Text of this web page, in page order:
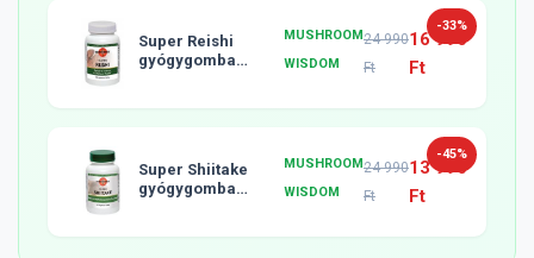
-33%
Super Reishi
gyógygomba
MUSHROOM
WISDOM
24 990
Ft
16 990
Ft
-45%
Super Shiitake
gyógygomba
MUSHROOM
WISDOM
24 990
Ft
13 990
Ft